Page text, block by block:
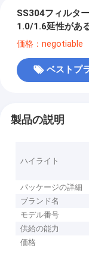
SS304フィルタ
1.0/1.6延性があ
価格：negotiable
ベストプ
製品の説明
ハイライト
パッケージの詳細
ブランド名
モデル番号
供給の能力
価格